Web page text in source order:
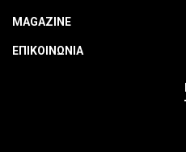
MAGAZINE
ΕΠΙΚΟΙΝΩΝΙΑ